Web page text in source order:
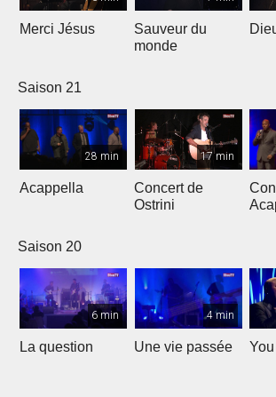
Merci Jésus
Sauveur du
monde
Saison 21
28 min
Acappella
17 min
Concert de
Ostrini
Saison 20
6 min
La question
4 min
Une vie passée